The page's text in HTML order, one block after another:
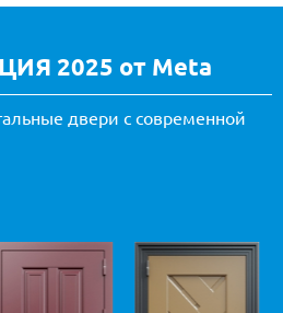
2025 от Meta
двери с современной